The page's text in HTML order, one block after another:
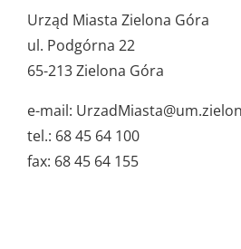
ważne
dane
Urząd Miasta Zielona Góra
ul. Podgórna 22
65-213 Zielona Góra
e-mail:
tel.: 68 45 64 100
fax: 68 45 64 155